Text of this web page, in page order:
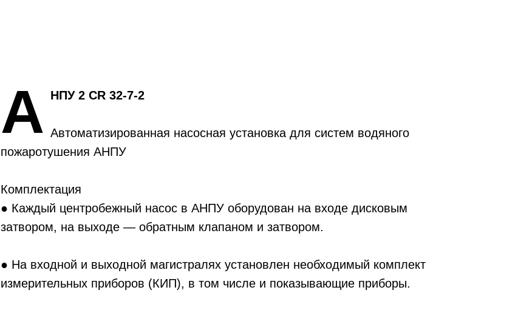
А НПУ 2 CR 32-7-2
Автоматизированная насосная установка для систем водяного
пожаротушения АНПУ
Комплектация
● Каждый центробежный насос в АНПУ оборудован на входе дисковым
затвором, на выходе — обратным клапаном и затвором.
● На входной и выходной магистралях установлен необходимый комплект
измерительных приборов (КИП), в том числе и показывающие приборы.